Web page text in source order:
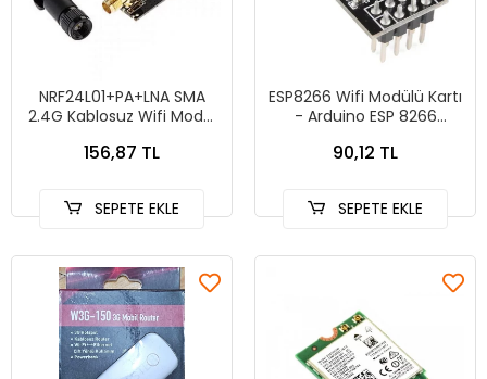
NRF24L01+PA+LNA SMA
2.4G Kablosuz Wifi Modül
156,87 TL
SEPETE EKLE
ESP8266 Wifi Modülü Kartı
- Arduino ESP 8266
90,12 TL
SEPETE EKLE